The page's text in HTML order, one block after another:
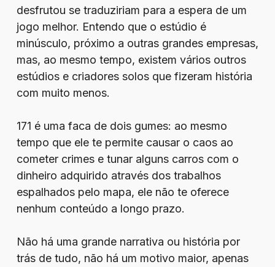
desfrutou se traduziriam para a espera de um
jogo melhor. Entendo que o estúdio é
minúsculo, próximo a outras grandes empresas,
mas, ao mesmo tempo, existem vários outros
estúdios e criadores solos que fizeram história
com muito menos.
171 é uma faca de dois gumes: ao mesmo
tempo que ele te permite causar o caos ao
cometer crimes e tunar alguns carros com o
dinheiro adquirido através dos trabalhos
espalhados pelo mapa, ele não te oferece
nenhum conteúdo a longo prazo.
Não há uma grande narrativa ou história por
trás de tudo, não há um motivo maior, apenas